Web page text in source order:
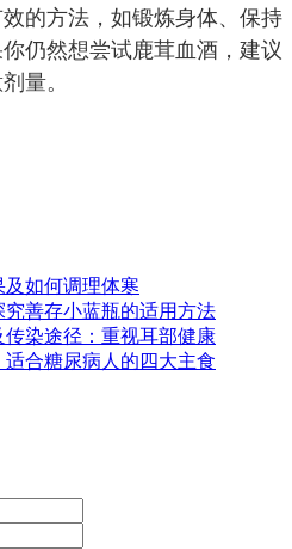
的方法，如锻炼身体、保持
仍然想尝试鹿茸血酒，建议
量。
如何调理体寒
善存小蓝瓶的适用方法
染途径：重视耳部健康
合糖尿病人的四大主食